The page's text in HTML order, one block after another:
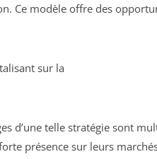
Ce modèle offre des
sur la
d’une telle stratégie sont
présence sur leurs